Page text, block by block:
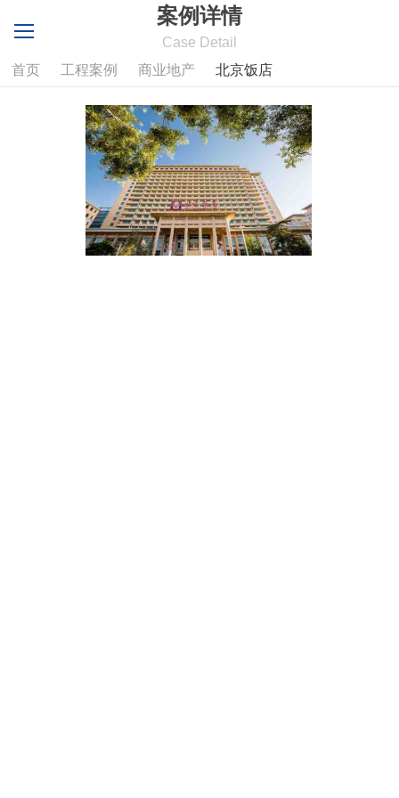
案例详情
Case Detail
首页
工程案例 商业地产 北京饭店